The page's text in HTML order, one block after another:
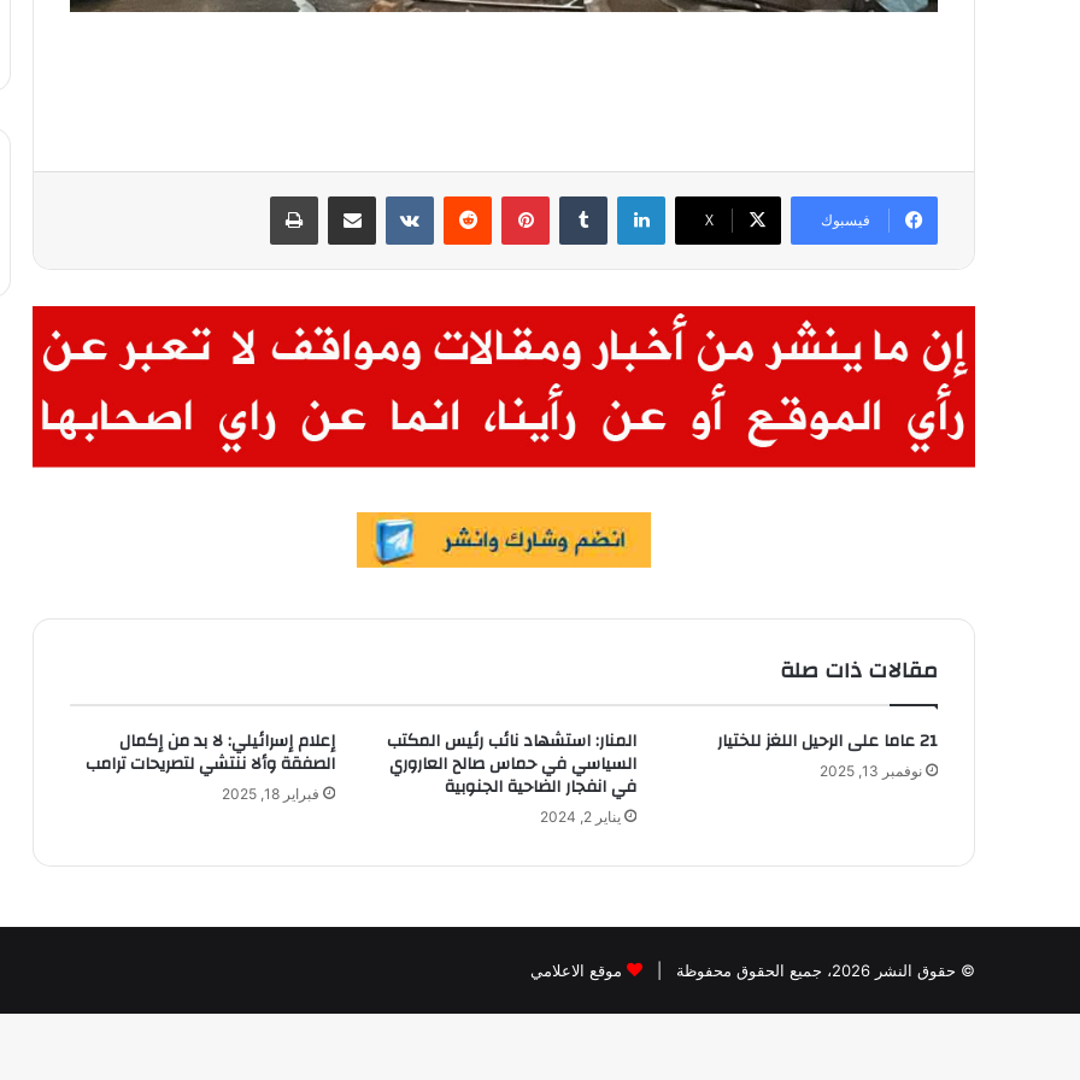
فيسبوك X
لينكدإن بينتيريست مشاركة عبر البريد طباعة
مقالات ذات صلة
21 عاما على الرحيل اللغز للختيار
نوفمبر 13, 2025
المنار: استشهاد نائب رئيس المكتب
السياسي في حماس صالح العاروري
في انفجار الضاحية الجنوبية
يناير 2, 2024
إعلام إسرائيلي: لا بد من إكمال
الصفقة وألا ننتشي لتصريحات ترامب
فبراير 18, 2025
© حقوق النشر 2026، جميع الحقوق محفوظة | موقع الاعلامي